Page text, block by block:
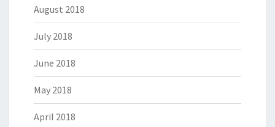
August 2018
July 2018
June 2018
May 2018
April 2018